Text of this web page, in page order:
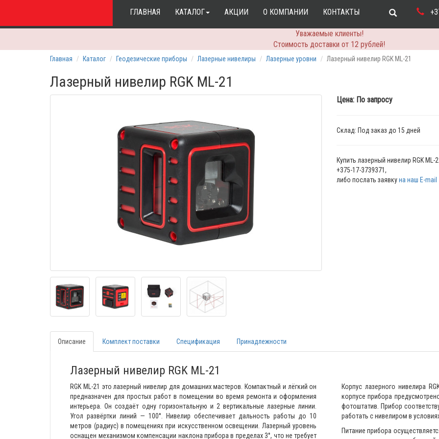
ГЛАВНАЯ КАТАЛОГ АКЦИИ О КОМПАНИИ КОНТАКТЫ
Уважаемые клиенты!
Стоимость доставки от 12 рублей!
Главная Каталог Геодезические приборы Лазерные нивелиры Лазерные уровни Лазерный нивелир RGK ML-21
Лазерный нивелир RGK ML-21
Цена: По запросу
Склад: Под заказ до 15 дней
Купить лазерный нивелир RGK
+375-17-3739371,
либо послать заявкуна наш E-mail
Описание Комплект поставки Спецификация Принадлежности
Лазерный нивелир RGK ML-21
RGK ML-21 это лазерный нивелир для домашних мастеров. Компактный и лёгкий он
предназначен для простых работ в помещении во время ремонта и оформления
интерьера. Он создаёт одну горизонтальную и 2 вертикальные лазерные линии.
Угол развёртки линий — 100°. Нивелир обеспечивает дальность работы до 10
метров (радиус) в помещениях при искусственном освещении. Лазерный уровень
оснащен механизмом компенсации наклона прибора в пределах 3°, что не требует
Корпус лазерного нивелира
корпусе прибора
фотоштатив. Прибор соответствует
работать с нивелиром в
Питание прибора